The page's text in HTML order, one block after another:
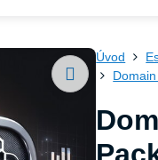
Úvod